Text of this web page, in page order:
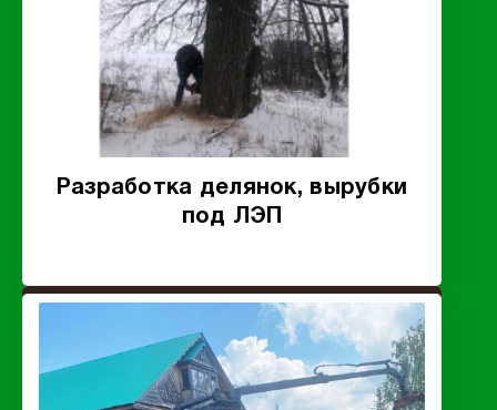
Разработка делянок, вырубки
под ЛЭП